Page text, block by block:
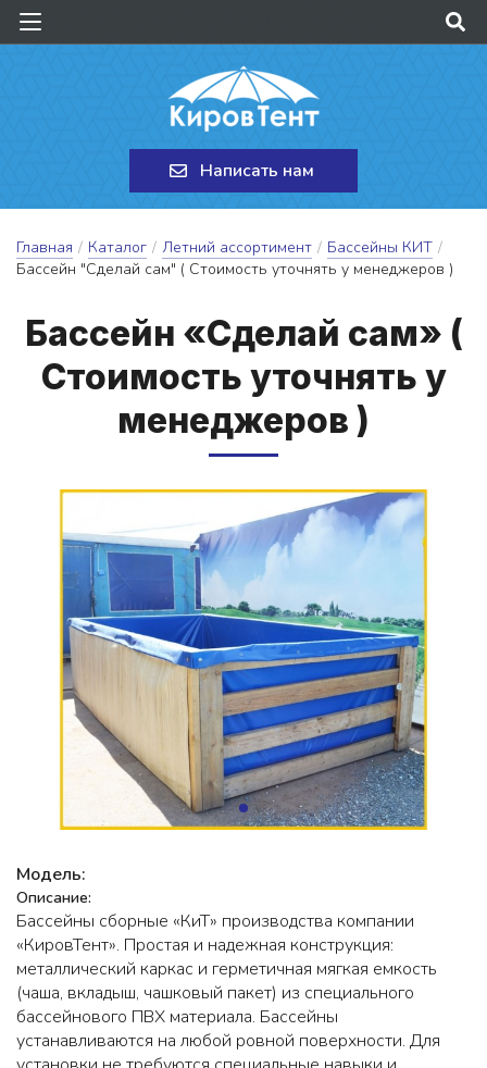
Написать нам
Главная / Каталог / Летний ассортимент / Бассейны КИТ /
Бассейн "Сделай сам" ( Стоимость уточнять у менеджеров )
Бас­сейн «Сде­лай сам» (
Сто­и­мость у­точ­нять у
ме­нед­же­ров )
Модель:
Описание:
Бассейны сборные «КиТ» производства компании
«КировТент». Простая и надежная конструкция:
металлический каркас и герметичная мягкая емкость
(чаша, вкладыш, чашковый пакет) из специального
бассейнового ПВХ материала. Бассейны
устанавливаются на любой ровной поверхности. Для